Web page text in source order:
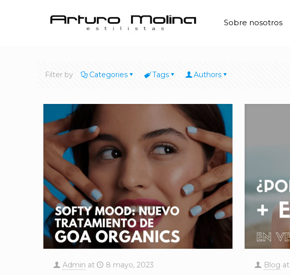
Sobre nosotros
Filter by Categories Tags Authors
Admin at 8 mayo, 2023 Blog at